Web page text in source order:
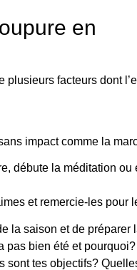
en
facteurs dont
impact comme la
débute la méditation
et remercie-les pour
la saison et de préparer
pas bien été et
tes objectifs?